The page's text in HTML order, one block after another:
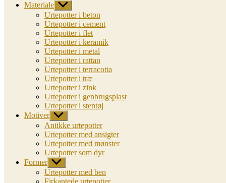
Materiale Vis
undermenu
Urtepotter i beton
Urtepotter i cement
Urtepotter i flet
Urtepotter i keramik
Urtepotter i metal
Urtepotter i rattan
Urtepotter i terracotta
Urtepotter i træ
Urtepotter i zink
Urtepotter i genbrugsplast
Urtepotter i stentøj
Motiver Vis
undermenu
Antikke urtepotter
Urtepotter med ansigter
Urtepotter med mønster
Urtepotter som dyr
Former Vis
undermenu
Urtepotter med ben
Firkantede urtepotter